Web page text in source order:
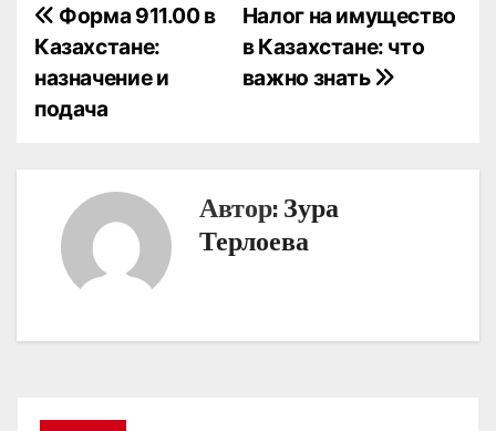
Н
а
в
и
п
Налог на имущество
в Казахстане: что
важно знать
Форма 911.00 в
Казахстане:
назначение и
подача
Автор: Зура
Терлоева